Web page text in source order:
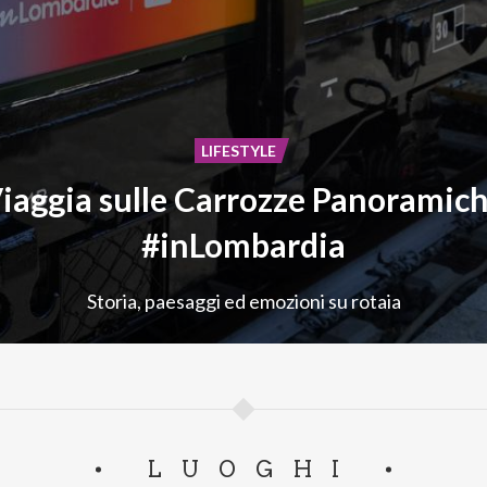
sulle Carrozze
#inLombardia
Storia,paesaggi ed emozionisurotaia
LIFESTYLE
LUOGHI